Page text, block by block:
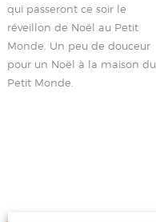
qui passeront ce soir le
réveillon de Noël au Petit
Monde. Un peu de douceur
pour un Noël à la maison du
Petit Monde.